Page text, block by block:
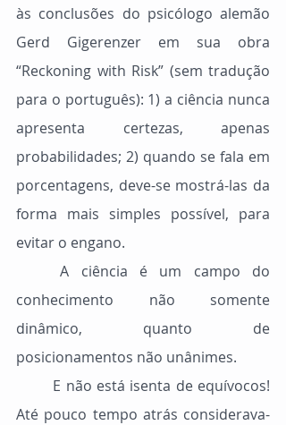
às conclusões do psicólogo alemão
Gerd Gigerenzer em sua obra
“Reckoning with Risk” (sem tradução
para o português): 1) a ciência nunca
apresenta certezas, apenas
probabilidades; 2) quando se fala em
porcentagens, deve-se mostrá-las da
forma mais simples possível, para
evitar o engano.
	A ciência é um campo do
conhecimento não somente
dinâmico, quanto de
posicionamentos não unânimes.
Até pouco tempo atrás considerava-